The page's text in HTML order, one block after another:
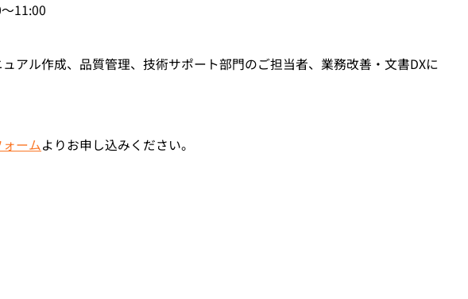
11:00
ル作成、品質管理、技術サポート部門のご担当者、業務改善・文書DXに
ームよりお申し込みください。